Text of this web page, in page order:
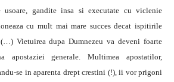
gandite insa si executate cu viclenie
cu mult mai mare succes decat ispitirile
Vietuirea dupa Dumnezeu va deveni foarte
apostaziei generale. Multimea apostatilor,
se in aparenta drept crestini (!), ii vor prigoni